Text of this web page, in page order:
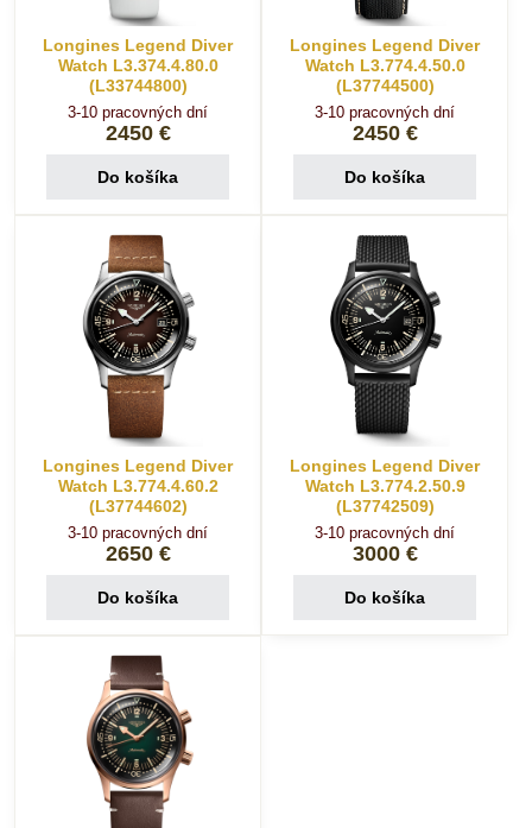
Longines Legend Diver
Watch L3.374.4.80.0
(L33744800)
3-10 pracovných dní
2450 €
Do košíka
Longines Legend Diver
Watch L3.774.4.50.0
(L37744500)
3-10 pracovných dní
2450 €
Do košíka
Longines Legend Diver
Watch L3.774.4.60.2
(L37744602)
3-10 pracovných dní
2650 €
Do košíka
Longines Legend Diver
Watch L3.774.2.50.9
(L37742509)
3-10 pracovných dní
3000 €
Do košíka